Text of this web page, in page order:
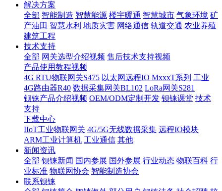
解决方案
全部 智能制造 智慧能源 楼宇暖通 智慧城市 气象环境 矿
产油田 智慧水利 地质灾害 网络通信 轨道交通 农业养殖
建筑工程
技术支持
全部 网关选型介绍视频 售后技术支持视频
产品使用教程视频
4G RTU物联网关S475 以太网远程IO MxxxT系列 工业
4G路由器R40 数据采集网关BL102 LoRa网关S281
钡铼产品介绍视频 OEM/ODM定制开发 钡铼课堂 技术
支持
下载中心
IIoT工业物联网关 4G/5G无线数据采集 远程IO模块
ARM工业计算机 工业通信 其他
新闻资讯
全部 钡铼新闻 国内参展 国外参展 行业动态 物联百科 行
业标准 物联网协会 智能制造协会
联系钡铼